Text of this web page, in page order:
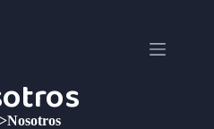
>Nosotros